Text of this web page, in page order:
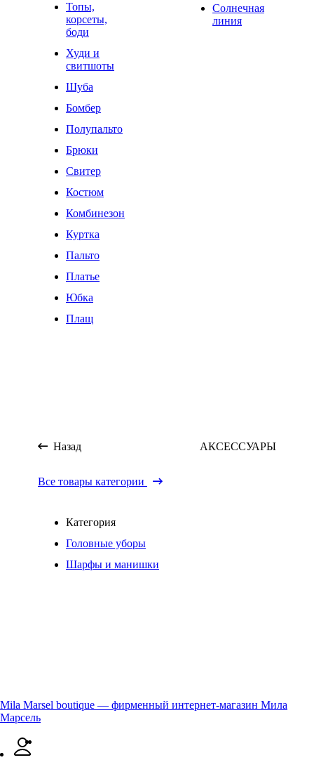
Топы,
корсеты,
боди
Худи и
свитшоты
Шуба
Бомбер
Полупальто
Брюки
Свитер
Костюм
Комбинезон
Куртка
Пальто
Платье
Юбка
Плащ
Солнечная
линия
Назад АКСЕССУАРЫ
Все товары категории
Категория
Головные уборы
Шарфы и манишки
Mila Marsel boutique — фирменный интернет-магазин Мила
Марсель